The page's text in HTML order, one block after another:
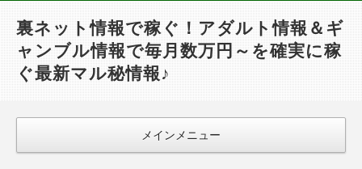
裏ネット情報で稼ぐ！アダルト情報＆ギ
ャンブル情報で毎月数万円～を確実に稼
ぐ最新マル秘情報♪
メインメニュー